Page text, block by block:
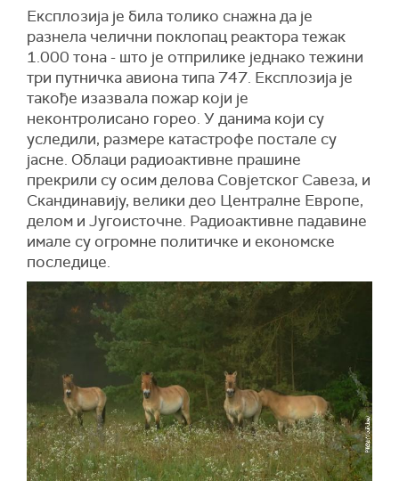
Експлозија је била толико снажна да је
разнела челични поклопац реактора тежак
1.000 тона - што је отприлике једнако тежини
три путничка авиона типа 747. Експлозија је
такође изазвала пожар који је
неконтролисано горео. У данима који су
уследили, размере катастрофе постале су
јасне. Облаци радиоактивне прашине
прекрили су осим делова Совјетског Савеза, и
Скандинавију, велики део Централне Европе,
делом и Југоисточне. Радиоактивне падавине
имале су огромне политичке и економске
последице.